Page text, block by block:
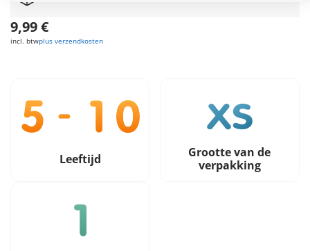
9,99 €
incl. btwplus verzendkosten
Leeftijd
Grootte van de
verpakking